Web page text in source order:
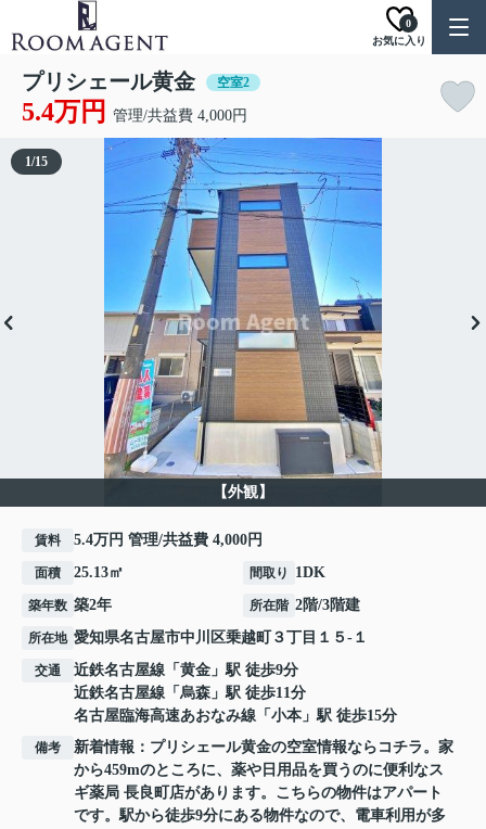
お気に入り
0
プリシェール黄金 空室2
5.4万円 管理/共益費 4,000円
【外観】
1/15
賃料 5.4万円 管理/共益費 4,000円
面積 25.13㎡ 間取り 1DK
築年数 築2年 所在階 2階/3階建
所在地 愛知県名古屋市中川区乗越町 ３丁目１５-１
交通 近鉄名古屋線 「 黄金 」駅 徒歩9分
近鉄名古屋線 「 烏森 」駅 徒歩11分
名古屋臨海高速あおなみ線 「 小本 」駅 徒歩15分
備考
新着情報：プリシェール黄金の空室情報ならコチラ。家
から459mのところに、薬や日用品を買うのに便利なス
ギ薬局 長良町店があります。こちらの物件はアパート
です。駅から徒歩9分にある物件なので、電車利用が多